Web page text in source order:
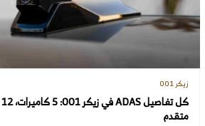
زيكر 001
متقدم